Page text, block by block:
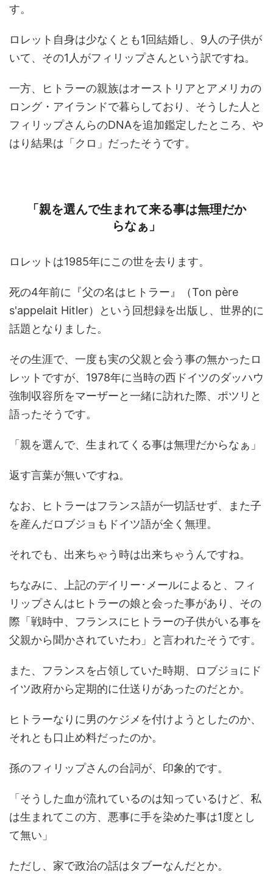
す。
ロレット自身は少なくとも1回結婚し、9人の子供が
いて、その1人がフィリップさんという訳ですね。
一方、ヒトラーの親族はオーストリアとアメリカの
ロング・アイランドで暮らしており、そうした人と
フィリップさんらのDNAを追加鑑定したところ、や
はり結果は「クロ」だったそうです。
「親を選んで生まれて来る事は無理だか
らなぁ」
ロレットは1985年にこの世を去ります。
死の4年前に『父の名はヒトラー』（Ton père
s'appelait Hitler）という回想録を出版し、世界的に
話題となりました。
その生涯で、一度も実の父親と会う事の無かったロ
レットですが、1978年に当時の西ドイツのダッハウ
強制収容所をマーザーと一緒に訪れた際、ポツリと
語ったそうです。
「親を選んで、生まれてくる事は無理だからなぁ」
返す言葉が無いですね。
なお、ヒトラーはフランス語が一切話せず、また子
を産んだロブジョもドイツ語が全く無理。
それでも、出来ちゃう時は出来ちゃうんですね。
ちなみに、上記のデイリー･メールによると、フィ
リップさんはヒトラーの娘と会った事があり、その
際「戦時中、フランスにヒトラーの子供がいる事を
父親から聞かされていたわ」と言われたそうです。
また、フランスを占領していた時期、ロブジョにド
イツ政府から定期的に仕送りがあったのだとか。
ヒトラーなりに男のケジメを付けようとしたのか、
それとも口止め料だったのか。
孫のフィリップさんの台詞が、印象的です。
「そうした血が流れているのは知っているけど、私
は生まれてこの方、悪事に手を染めた事は1度とし
て無い」
ただし、家で政治の話はタブーなんだとか。